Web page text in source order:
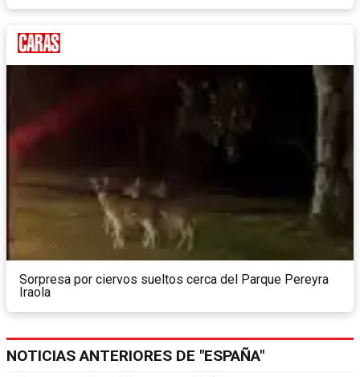
Sorpresa por ciervos sueltos cerca del Parque Pereyra
Iraola
NOTICIAS ANTERIORES DE "ESPAÑA"